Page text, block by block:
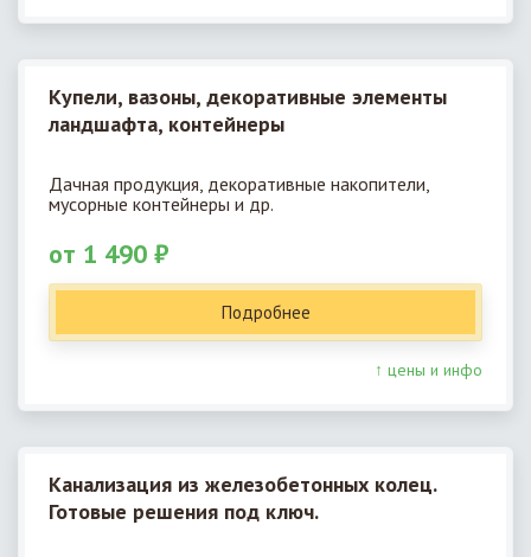
Купели, вазоны, декоративные элементы
ландшафта, контейнеры
Дачная продукция, декоративные накопители,
мусорные контейнеры и др.
от 1 490 ₽
Подробнее
↑ цены и инфо
Канализация из железобетонных колец.
Готовые решения под ключ.